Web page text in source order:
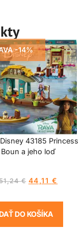
-14%
43185 Princess
Boun a jeho loď
€ 44,11 €
DO KOŠÍKA